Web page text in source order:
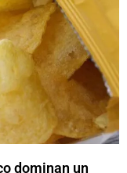
dominan un